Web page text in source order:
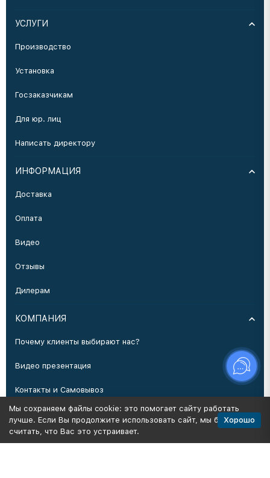
УСЛУГИ
Производство
Установка
Госзаказчикам
Для юр. лиц
Написать директору
ИНФОРМАЦИЯ
Доставка
Оплата
Видео
Отзывы
Дилерам
КОМПАНИЯ
Почему клиенты выбирают нас?
Видео презентация
Контакты и Самовывоз
Производство
Мы сохраняем файлы cookie: это помогает сайту работать
лучше. Если Вы продолжите использовать сайт, мы будем
считать, что Вас это устраивает.
Хорошо